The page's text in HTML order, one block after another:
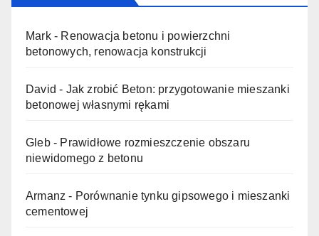
Mark- Renowacja betonu i powierzchni
betonowych, renowacja konstrukcji
David - Jak zrobić Beton: przygotowanie mieszanki
betonowej własnymi rękami
Gleb- Prawidłowe rozmieszczenie obszaru
niewidomego z betonu
Armanz - Porównanie tynku gipsowego i mieszanki
cementowej